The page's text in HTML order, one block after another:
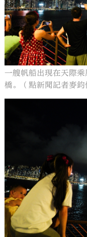
一艘帆船出現在天際
橋。（點新聞記者麥鈞